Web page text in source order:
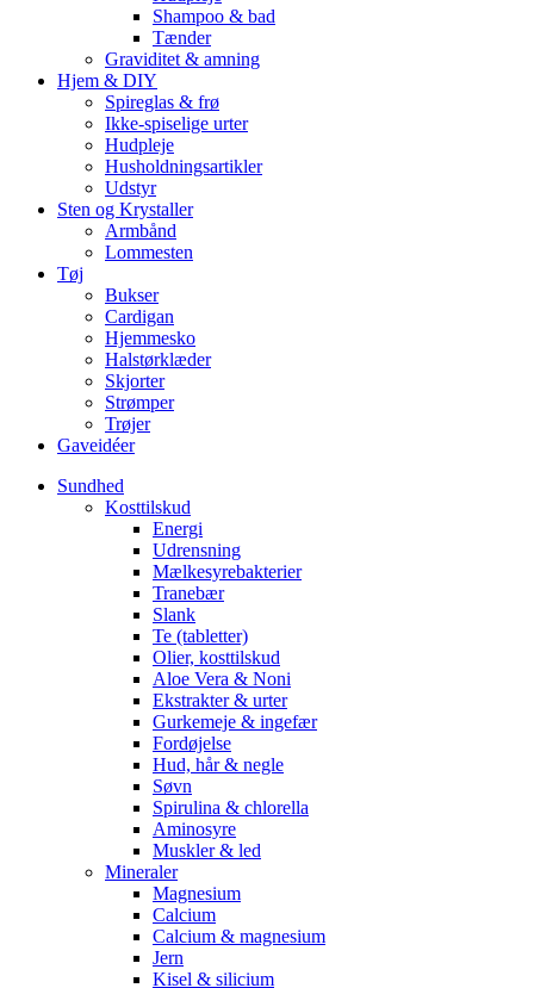
Shampoo & bad
Tænder
Graviditet & amning
Hjem & DIY
Spireglas & frø
Ikke-spiselige urter
Hudpleje
Husholdningsartikler
Udstyr
Sten og Krystaller
Armbånd
Lommesten
Tøj
Bukser
Cardigan
Hjemmesko
Halstørklæder
Skjorter
Strømper
Trøjer
Gaveidéer
Sundhed
Kosttilskud
Energi
Udrensning
Mælkesyrebakterier
Tranebær
Slank
Te (tabletter)
Olier, kosttilskud
Aloe Vera & Noni
Ekstrakter & urter
Gurkemeje & ingefær
Fordøjelse
Hud, hår & negle
Søvn
Spirulina & chlorella
Aminosyre
Muskler & led
Mineraler
Magnesium
Calcium
Calcium & magnesium
Jern
Kisel & silicium